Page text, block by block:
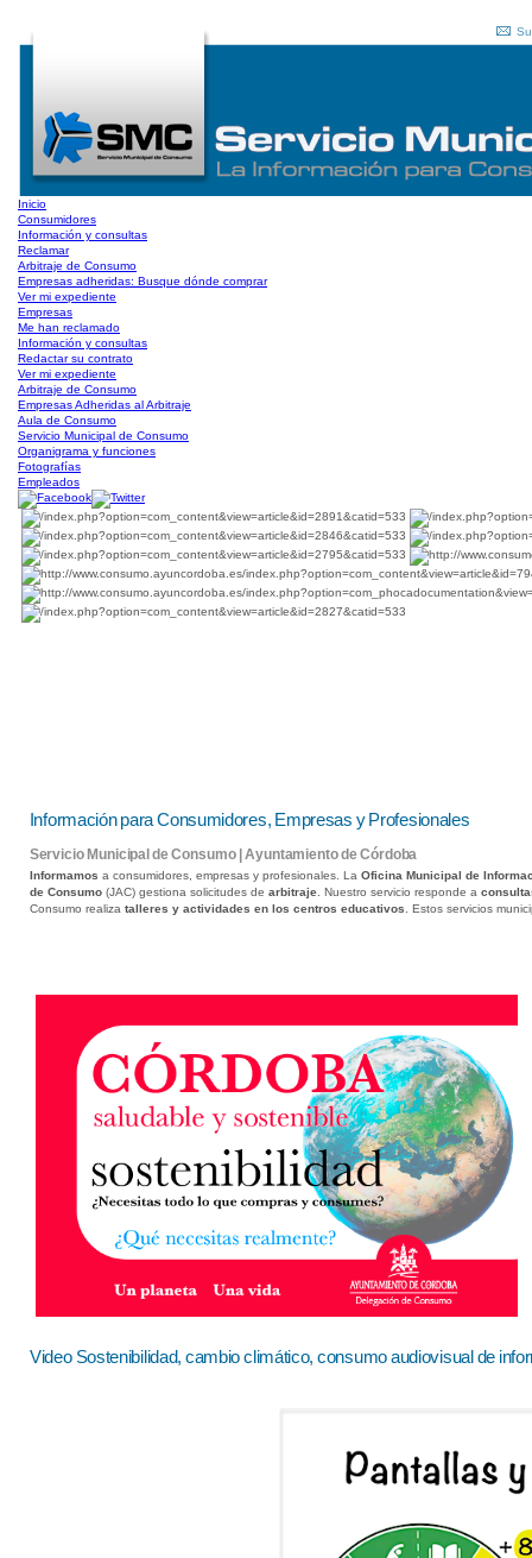
Inicio
Consumidores
Información y consultas
Reclamar
Arbitraje de Consumo
Empresas adheridas: Busque dónde comprar
Ver mi expediente
Empresas
Me han reclamado
Información y consultas
Redactar su contrato
Ver mi expediente
Arbitraje de Consumo
Empresas Adheridas al Arbitraje
Aula de Consumo
Servicio Municipal de Consumo
Organigrama y funciones
Fotografías
Empleados
Información para Consumidores, Empresas y Profesionales
Servicio Municipal de Consumo | Ayuntamiento de Córdoba
Informamos a consumidores, empresas y profesionales. La Oficina Municipal de
de Consumo(JAC) gestiona solicitudes de arbitraje. Nuestro servicio responde a
Consumo realiza talleres y actividades en los centros educativos . Estos servicios
Video Sostenibilidad, cambio climático, consumo audiovisual de